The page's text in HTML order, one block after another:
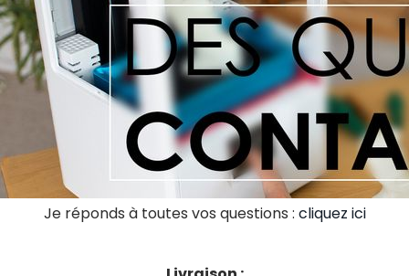
Je réponds à toutes vos questions : cliquez ici